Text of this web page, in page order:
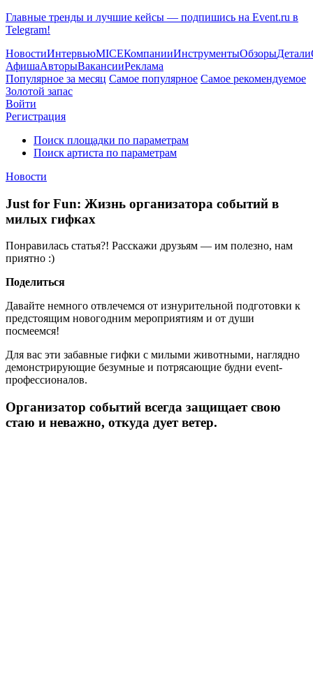
Главные тренды и лучшие кейсы — подпишись на Event.ru в
Telegram!
НовостиИнтервьюMICEКомпанииИнструментыОбзорыДетали
АфишаАвторыВакансииРеклама
Популярное за месяц Самое популярное Самое рекомендуемое
Золотой запас
Войти
Регистрация
Поиск площадки по параметрам
Поиск артиста по параметрам
Новости
Just for Fun: Жизнь организатора событий в
милых гифках
Понравилась статья?! Расскажи друзьям — им полезно, нам
приятно :)
Поделиться
Давайте немного отвлечемся от изнурительной подготовки к
предстоящим новогодним мероприятиям и от души
посмеемся!
Для вас эти забавные гифки с милыми животными, наглядно
демонстрирующие безумные и потрясающие будни event-
профессионалов.
Организатор событий всегда защищает свою
стаю и неважно, откуда дует ветер.